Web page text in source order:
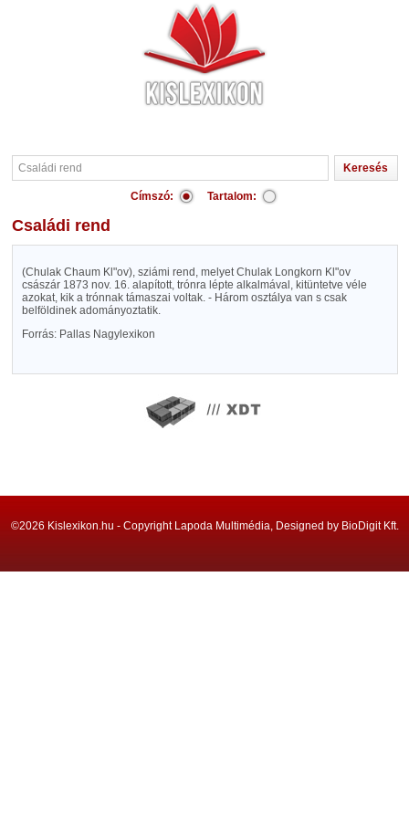
Címszó: Tartalom:
Családi rend
(Chulak Chaum Kl"ov), sziámi rend, melyet Chulak Longkorn Kl"ov
császár 1873 nov. 16. alapított, trónra lépte alkalmával, kitüntetve véle
azokat, kik a trónnak támaszai voltak. - Három osztálya van s csak
belföldinek adományoztatik.
Forrás: Pallas Nagylexikon
©2026 Kislexikon.hu - Copyright Lapoda Multimédia, Designed by BioDigit Kft.